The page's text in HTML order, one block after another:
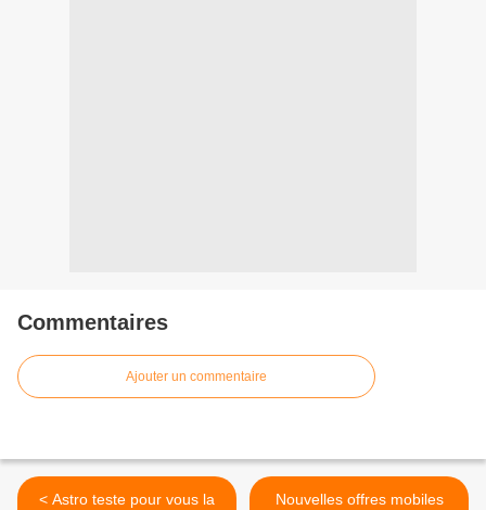
Commentaires
Ajouter un commentaire
< Astro teste pour vous la
Nouvelles offres mobiles